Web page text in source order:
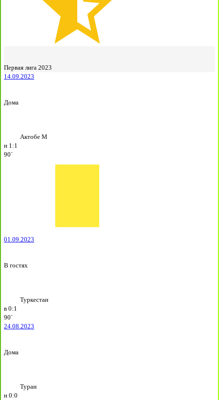
Первая лига 2023
14.09.2023
Дома
Актобе М
н 1:1
90`
01.09.2023
В гостях
Туркестан
в 0:1
90`
24.08.2023
Дома
Туран
н 0:0